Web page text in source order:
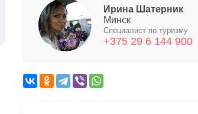
Ирина Шатерник
Минск
Специалист по туризму
+375 29 6 144 900